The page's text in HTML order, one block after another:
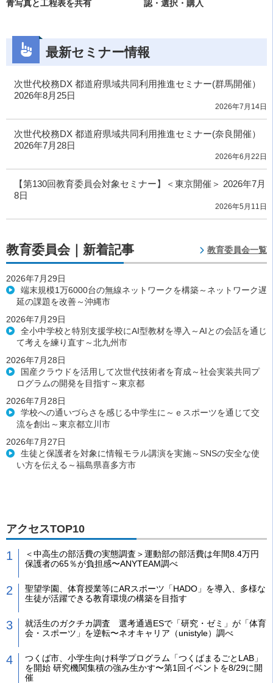
青写真と工程表を共有 認・選択・購入
最新セミナー情報
次世代校務DX 都道府県域共同利用推進セミナー(群馬開催）
2026年8月25日
2026年7月14日
次世代校務DX 都道府県域共同利用推進セミナー(奈良開催）
2026年7月28日
2026年6月22日
【第130回教育委員会対象セミナー】＜東京開催＞ 2026年7月
8日
2026年5月11日
教育委員会｜新着記事 教育委員会一覧
2026年7月29日
端末規模1万6000台の無線ネットワークを構築～ネットワーク遅
延の課題を改善～沖縄市
2026年7月29日
全小中学校と特別支援学校にAI型教材を導入～AIとの会話を通じ
て考えを練り直す～北九州市
2026年7月28日
国産クラウドを活用して次世代技術者を育成～社会実装共同プ
ログラムの開発を目指す～東京都
2026年7月28日
学校への通いづらさを感じる中学生に～ｅスポーツを通じて交
流を創出～東京都立川市
2026年7月27日
生徒と保護者を対象に情報モラル講演を実施～SNSの安全な使
い方を伝える～福島県喜多方市
アクセスTOP10
＜中高生の部活費の実態調査＞運動部の部活費は年間8.4万円
保護者の65％が負担感〜ANYTEAM調べ
聖望学園、体育授業等にARスポーツ「HADO」を導入、多様な
生徒が活躍できる教育環境の構築を目指す
就活生のガクチカ調査 選考通過ESで「研究・ゼミ」が「体育
会・スポーツ」を逆転〜ネオキャリア（unistyle）調べ
つくば市、小学生向け科学プログラム「つくばまるごとLAB」
を開始 研究機関集積の強み生かす〜第1回イベントを8/29に開
催